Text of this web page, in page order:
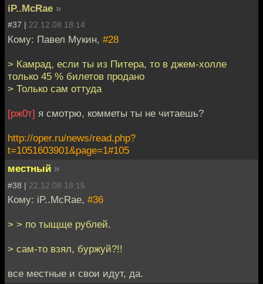
iP..McRae »
#37 | 22.12.08 18:14
Кому: Павел Мукин, #28
> Камрад, если ты из Питера, то в джем-холле
только 45 % билетов продано
> Только сам оттуда
[рж0т] я смотрю, комметы ты не читаешь?
http://oper.ru/news/read.php?
t=1051603901&page=1#105
местный »
#38 | 22.12.08 18:15
Кому: iP..McRae, #36
> > по тыщще рублей.
> сам-то взял, буржуй?!!
все местные и свои идут, да.